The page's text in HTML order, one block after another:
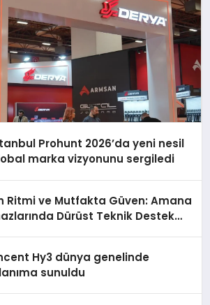
Prohunt 2026’da yeni nesil
marka vizyonunu sergiledi
Ritmi ve Mutfakta Güven: Amana
Dürüst Teknik Destek
Hy3 dünya genelinde
sunuldu